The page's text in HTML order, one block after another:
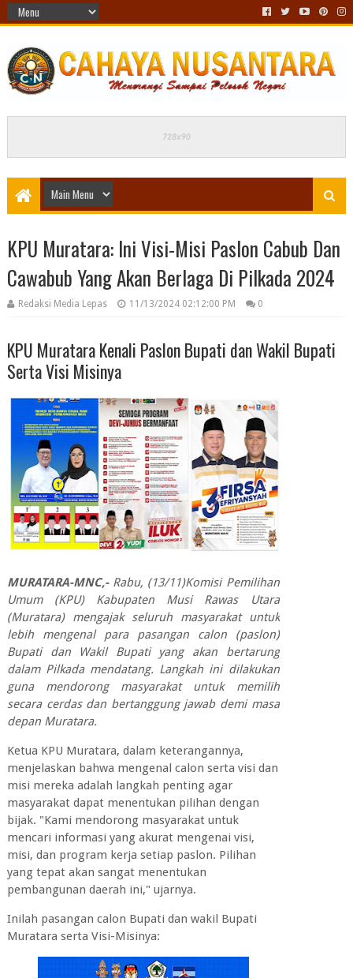
KPU Muratara: Ini Visi-Misi Paslon Cabub Dan
Cawabub Yang Akan Berlaga Di Pilkada 2024
Redaksi Media Lepas 11/13/2024 02:12:00 PM 0
KPU Muratara Kenali Paslon Bupati dan Wakil Bupati
Serta Visi Misinya
MURATARA-MNC,-Rabu, (13/11)Komisi Pemilihan
Umum (KPU) Kabupaten Musi Rawas Utara
(Muratara) mengajak seluruh masyarakat untuk
lebih mengenal para pasangan calon (paslon)
Bupati dan Wakil Bupati yang akan bertarung
dalam Pilkada mendatang. Langkah ini dilakukan
guna mendorong masyarakat untuk memilih
secara cerdas dan bertanggung jawab demi masa
depan Muratara.
Ketua KPU Muratara, dalam keterangannya,
menjelaskan bahwa mengenal calon serta visi dan
misi mereka adalah langkah penting agar
masyarakat dapat menentukan pilihan dengan
bijak. "Kami mendorong masyarakat untuk
mencari informasi yang akurat mengenai visi,
misi, dan program kerja setiap paslon. Pilihan
yang tepat akan sangat menentukan
pembangunan daerah ini," ujarnya.
Inilah pasangan calon Bupati dan wakil Bupati
Muratara serta Visi-Misinya: